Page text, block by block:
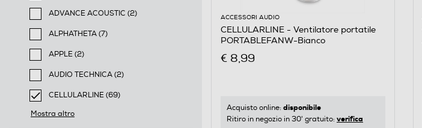
Filtra per Marca: AAAMAZE
ADVANCE ACOUSTIC (2)
Filtra per Marca: ADVANCE ACOUSTIC
ALPHATHETA (7)
Filtra per Marca: ALPHATHETA
APPLE (2)
Filtra per Marca: APPLE
AUDIO TECHNICA (2)
Filtra per Marca: AUDIO TECHNICA
CELLULARLINE (69)
selected Filtro applicato per Marca: CELLULARLINE
Mostra altro
ACCESSORI AUDIO
CELLULARLINE - Ventilatore portatile
PORTABLEFANW-Bianco
€ 8,99
Acquisto online: disponibile
Ritiro in negozio in 30' gratuito: verifica